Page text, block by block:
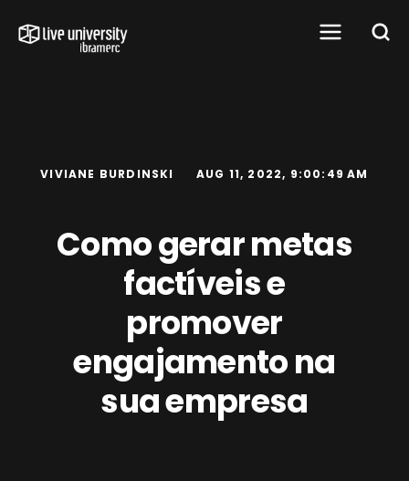
VIVIANE BURDINSKI AUG 11, 2022, 9:00:49 AM
Como gerar metas
factíveis e
promover
engajamento na
sua empresa